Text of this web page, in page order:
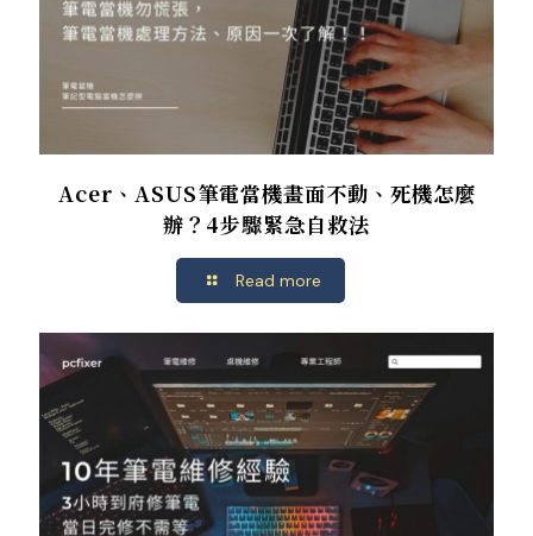
Acer、ASUS筆電當機畫面不動、死機怎麼
辦？4步驟緊急自救法
Read more